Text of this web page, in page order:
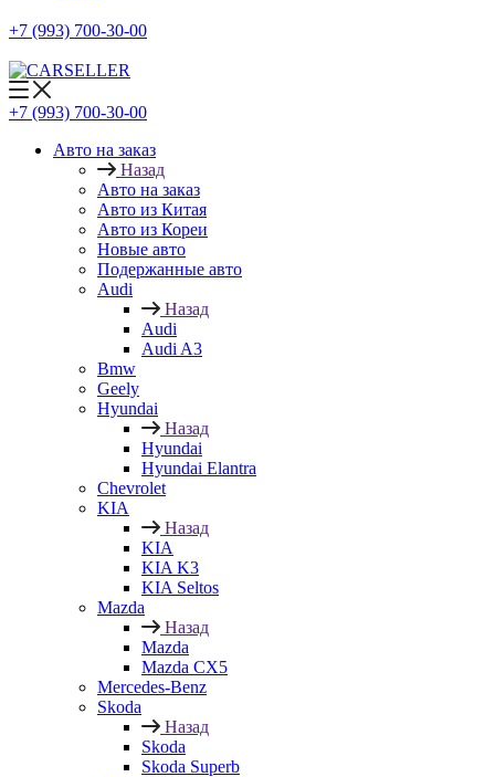
+7 (993) 700-30-00
+7 (993) 700-30-00
Авто на заказ
Назад
Авто на заказ
Авто из Китая
Авто из Кореи
Новые авто
Подержанные авто
Audi
Назад
Audi
Audi A3
Bmw
Geely
Hyundai
Назад
Hyundai
Hyundai Elantra
Chevrolet
KIA
Назад
KIA
KIA K3
KIA Seltos
Mazda
Назад
Mazda
Mazda CX5
Mercedes-Benz
Skoda
Назад
Skoda
Skoda Superb